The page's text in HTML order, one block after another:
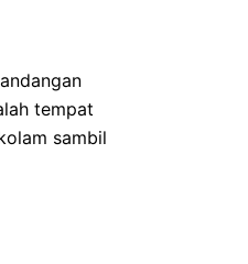
tempat
sambil